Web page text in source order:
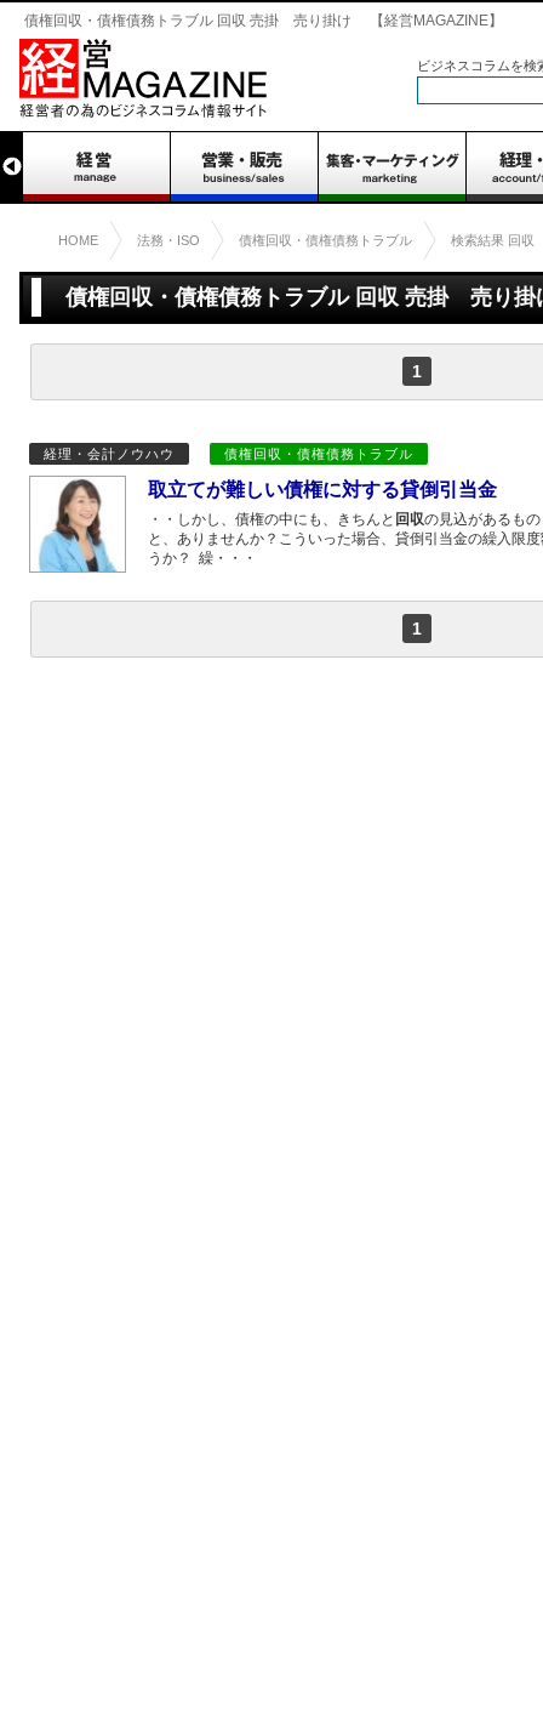
債権回収・債権債務トラブル 回収 売掛 売り掛け 【経営MAGAZINE】
ビジネスコラムを検
HOME 法務・ISO 債権回収・債権債務トラブル 検索結果 回収
債権回収・債権債務トラブル 回収 売掛 売り
1件）1件
1
経理・会計ノウハウ 債権回収・債権債務トラブル
取立てが難しい債権に対する貸倒引当金
・・しかし、債権の中にも、きちんと 回収の見込があるも
と、ありませんか？こういった場合、貸倒引当金の繰入限
うか？ 繰・・・
1